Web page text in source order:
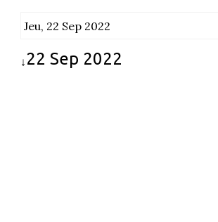
Jeu, 22 Sep 2022
↓ 22 Sep 2022